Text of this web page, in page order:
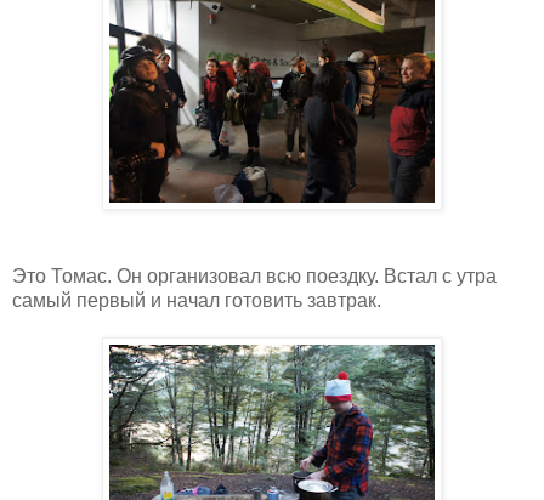
Это Томас. Он организовал всю поездку. Встал с утра
самый первый и начал готовить завтрак.